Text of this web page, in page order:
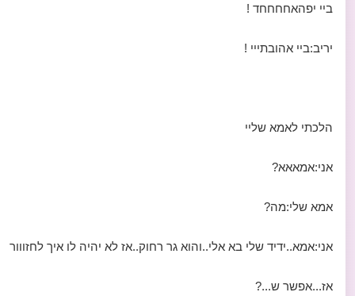
ביי יפהאחחחחד !
יריב:ביי אהובתייי !
הלכתי לאמא שליי
אני:אמאאא?
אמא שלי:מה?
אני:אמא..ידיד שלי בא אלי..והוא גר רחוק..אז לא יהיה לו איך לחזווור
אז...אפשר ש...?